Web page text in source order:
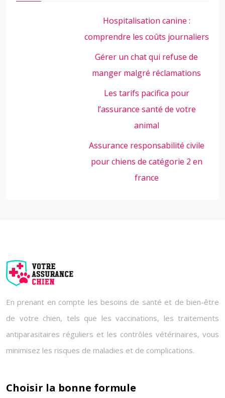
Hospitalisation canine :
comprendre les coûts journaliers
Gérer un chat qui refuse de
manger malgré réclamations
Les tarifs pacifica pour
l’assurance santé de votre
animal
Assurance responsabilité civile
pour chiens de catégorie 2 en
france
En prenant en compte les besoins de santé et de bien-être
de votre chien, tels que les vaccinations, les traitements
antiparasitaires réguliers et les contrôles vétérinaires, vous
minimisez les risques de maladies et de complications.
Choisir la bonne formule